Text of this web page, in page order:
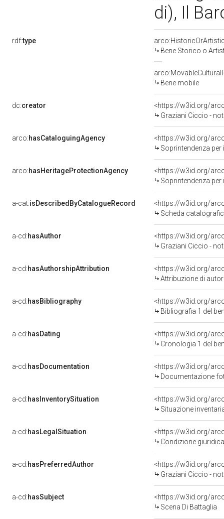
di), Il
rdf:type
Bene Storico o
Bene mobile
dc:creator
<https://w3id.org/
Graziani Ciccio -
arco:hasCataloguingAgency
<https://w3id.org/
Soprintendenza
arco:hasHeritageProtectionAgency
<https://w3id.org/
Soprintendenza
a-cat:isDescribedByCatalogueRecord
<https://w3id.org/
Scheda
a-cd:hasAuthor
<https://w3id.org/
Graziani Ciccio -
a-cd:hasAuthorshipAttribution
<https://w3id.org/
Attribuzione di
a-cd:hasBibliography
<https://w3id.org/
Bibliografia 1 del
a-cd:hasDating
<https://w3id.org/
Cronologia 1 del
a-cd:hasDocumentation
Documentazione
a-cd:hasInventorySituation
<https://w3id.org/
Situazione
a-cd:hasLegalSituation
Condizione
a-cd:hasPreferredAuthor
<https://w3id.org/
Graziani Ciccio -
a-cd:hasSubject
<https://w3id.org/
Scena Di Battaglia